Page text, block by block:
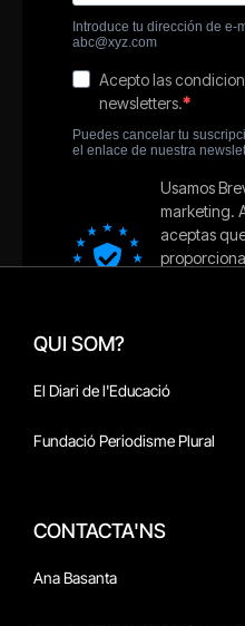
QUI SOM?
El Diari de l'Educació
Fundació Periodisme Plural
CONTACTA'NS
Ana Basanta